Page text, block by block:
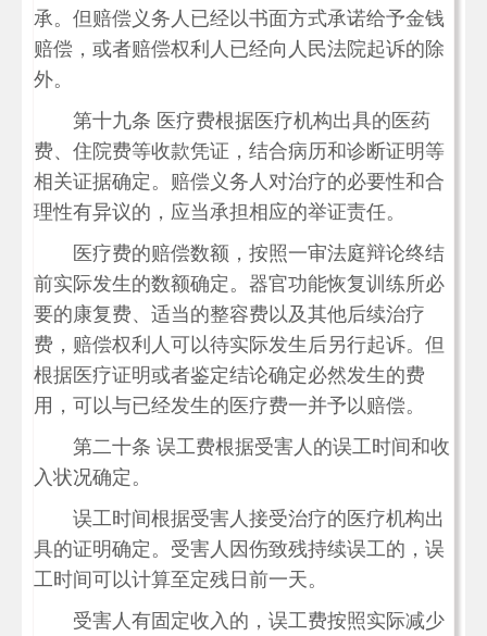
承。但赔偿义务人已经以书面方式承诺给予金钱
赔偿，或者赔偿权利人已经向人民法院起诉的除
外。
第十九条 医疗费根据医疗机构出具的医药
费、住院费等收款凭证，结合病历和诊断证明等
相关证据确定。赔偿义务人对治疗的必要性和合
理性有异议的，应当承担相应的举证责任。
医疗费的赔偿数额，按照一审法庭辩论终结
前实际发生的数额确定。器官功能恢复训练所必
要的康复费、适当的整容费以及其他后续治疗
费，赔偿权利人可以待实际发生后另行起诉。但
根据医疗证明或者鉴定结论确定必然发生的费
用，可以与已经发生的医疗费一并予以赔偿。
第二十条 误工费根据受害人的误工时间和收
入状况确定。
误工时间根据受害人接受治疗的医疗机构出
具的证明确定。受害人因伤致残持续误工的，误
工时间可以计算至定残日前一天。
受害人有固定收入的，误工费按照实际减少